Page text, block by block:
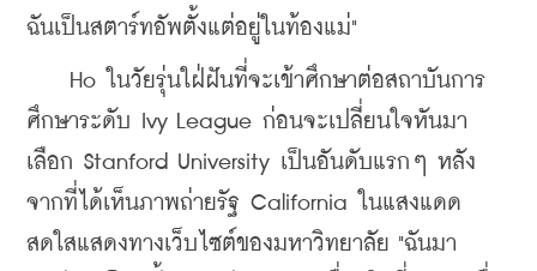
ฉันเป็นสตาร์ทอัพตั้งแต่อยู่ในท้องแม่"
Ho ในวัยรุ่นใฝ่ฝันที่จะเข้าศึกษาต่อสถาบันการ
ศึกษาระดับ Ivy League ก่อนจะเปลี่ยนใจหันมา
เลือก Stanford University เป็นอันดับแรกๆ หลัง
จากที่ได้เห็นภาพถ่ายรัฐ California ในแสงแดด
สดใสแสดงทางเว็บไซต์ของมหาวิทยาลัย "ฉันมา